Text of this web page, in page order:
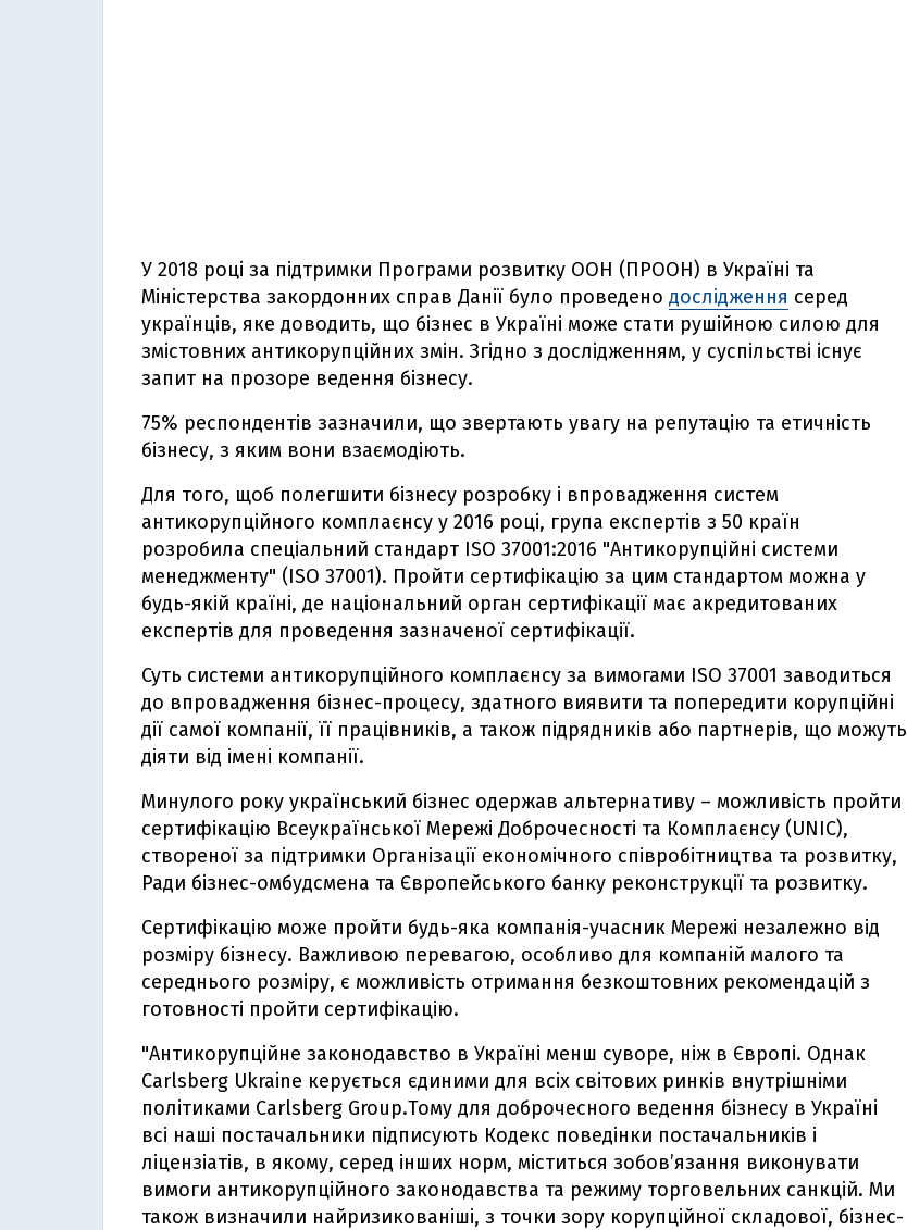
У 2018 році за підтримки Програми розвитку ООН (ПРООН) в Україні та
Міністерства закордонних справ Данії було проведено дослідження серед
українців, яке доводить, що бізнес в Україні може стати рушійною силою для
змістовних антикорупційних змін. Згідно з дослідженням, у суспільстві існує
запит на прозоре ведення бізнесу.
75% респондентів зазначили, що звертають увагу на репутацію та етичність
бізнесу, з яким вони взаємодіють.
Для того, щоб полегшити бізнесу розробку і впровадження систем
антикорупційного комплаєнсу у 2016 році, група експертів з 50 країн
розробила спеціальний стандарт ISO 37001:2016 "Антикорупційні системи
менеджменту" (ISO 37001). Пройти сертифікацію за цим стандартом можна у
будь-якій країні, де національний орган сертифікації має акредитованих
експертів для проведення зазначеної сертифікації.
Суть системи антикорупційного комплаєнсу за вимогами ISO 37001 заводиться
до впровадження бізнес-процесу, здатного виявити та попередити корупційні
дії самої компанії, її працівників, а також підрядників або партнерів, що можуть
діяти від імені компанії.
Минулого року український бізнес одержав альтернативу – можливість пройти
сертифікацію Всеукраїнської Мережі Доброчесності та Комплаєнсу (UNIC),
створеної за підтримки Організації економічного співробітництва та розвитку,
Ради бізнес-омбудсмена та Європейського банку реконструкції та розвитку.
Сертифікацію може пройти будь-яка компанія-учасник Мережі незалежно від
розміру бізнесу. Важливою перевагою, особливо для компаній малого та
середнього розміру, є можливість отримання безкоштовних рекомендацій з
готовності пройти сертифікацію.
"Антикорупційне законодавство в Україні менш суворе, ніж в Європі. Однак
Carlsberg Ukraine керується єдиними для всіх світових ринків внутрішніми
політиками Carlsberg Group.Тому для доброчесного ведення бізнесу в Україні
всі наші постачальники підписують Кодекс поведінки постачальників і
ліцензіатів, в якому, серед інших норм, міститься зобов’язання виконувати
вимоги антикорупційного законодавства та режиму торговельних санкцій. Ми
також визначили найризикованіші, з точки зору корупційної складової, бізнес-